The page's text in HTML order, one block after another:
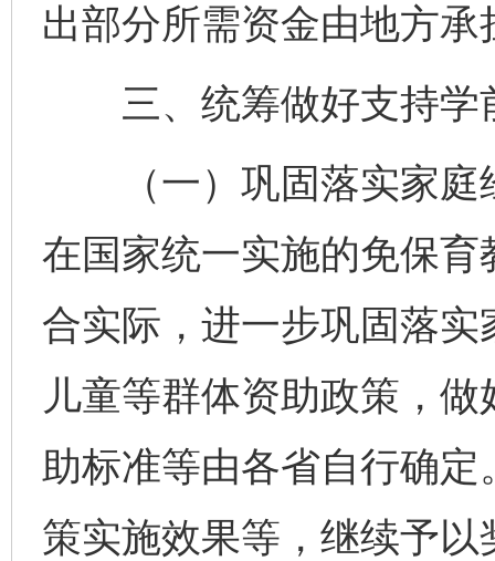
出部分所需资金由地方承
三、统筹做好支持学
（一）巩固落实家庭
在国家统一实施的免保
合实际，进一步巩固落
儿童等群体资助政策，
助标准等由各省自行确
策实施效果等，继续予